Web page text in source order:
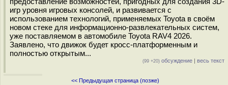
игр уровня игровых консолей, и развивается с
использованием технологий, применяемых Toyota в своём
новом стеке для информационно-развлекательных систем,
уже поставляемом в автомобиле Toyota RAV4 2026.
Заявлено, что движок будет кросс-платформенным и
полностью открытым...
(99 +20) обсуждение | весь текст
<< Предыдущая страница (позже)